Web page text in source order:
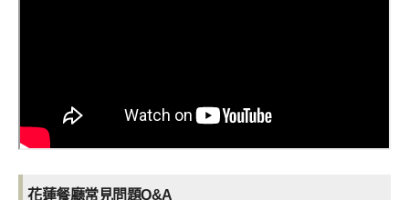
花蓮餐廳常見問題Q&A